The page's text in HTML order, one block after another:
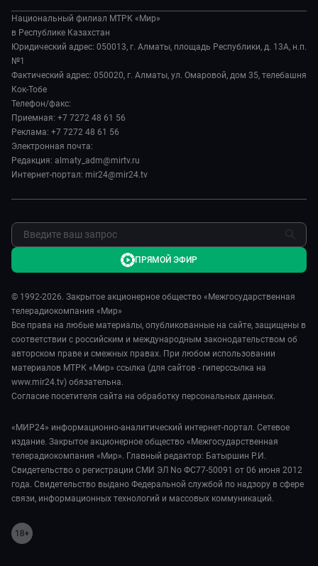
Происшествия
Наука и технологии
Здоровье и медицина
Спорт
Авто
Культура
Вместе выгодно
Евразия. Культурно
Евразия. Регионы
Наши иностранцы
Пять причин поехать в...
Сделано в Содружестве
История
Руководство
Лица мира
Пресса о нас
Карьера
Реклама
Обратная связь
Национальный филиал МТРК «Мир»
в Республике Казахстан
Юридический адрес: 050013, г. Алматы, площадь Республики, д. 13А, н.п.
№1
Фактический адрес: 050020, г. Алматы, ул. Омаровой, дом 35, телебашня
Кок-Тобе
Телефон/факс:
Приемная: +7 7272 48 61 56
Реклама: +7 7272 48 61 56
Электронная почта:
Редакция: almaty_adm@mirtv.ru
Интернет-портал: mir24@mir24.tv
© 1992-2026. Закрытое акционерное общество «Межгосударственная
телерадиокомпания «Мир»
Все права на любые материалы, опубликованные на сайте, защищены в
соответствии с российским и международным законодательством об
авторском праве и смежных правах. При любом использовании
материалов МТРК «Мир» ссылка (для сайтов - гиперссылка на
www.mir24.tv) обязательна.
Согласие посетителя сайта на обработку персональных данных.
«МИР24» информационно-аналитический интернет-портал. Сетевое
издание. Закрытое акционерное общество «Межгосударственная
телерадиокомпания «Мир». Главный редактор: Батыршин Р.И.
Свидетельство о регистрации СМИ ЭЛ No ФС77-50091 от 06 июня 2012
года. Свидетельство выдано Федеральной службой по надзору в сфере
связи, информационных технологий и массовых коммуникаций.
ПРЯМОЙ ЭФИР